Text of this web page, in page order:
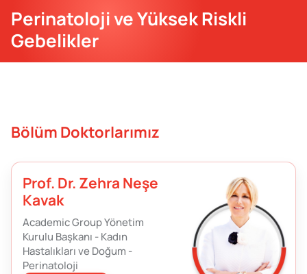
Perinatoloji ve Yüksek Riskli
Gebelikler
Bölüm Doktorlarımız
Prof. Dr. Zehra Neşe
Kavak
Academic Group Yönetim
Kurulu Başkanı - Kadın
Hastalıkları ve Doğum -
Perinatoloji